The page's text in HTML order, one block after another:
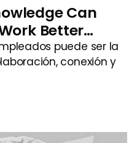
Can
Better
puede ser la
conexión y